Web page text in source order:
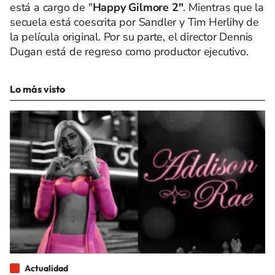
está a cargo de "Happy Gilmore 2". Mientras que la
secuela está coescrita por Sandler y Tim Herlihy de
la película original. Por su parte, el director Dennis
Dugan está de regreso como productor ejecutivo.
Lo más visto
Actualidad